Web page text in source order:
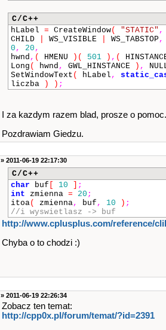
C/C++
hLabel = CreateWindow( "STATIC" ,
CHILD
WS_VISIBLE WS_TABSTOP ,
0 , 20 ,
hwnd , ( HMENU ) ( 501 ) , (
Long ( hwnd , GWL_HINSTANCE ) ,
SetWindowText ( hLabel ,
liczba
) ) ;
I za kazdym razem blad, prosze o pomoc.
Pozdrawiam Giedzu.
» 2011-06-19 22:17:30
C/C++
char buf 10
;
int zmienna = 20 ;
itoa( zmienna, buf , 10 ) ;
//i wyswietlasz -> buf
http://www.cplusplus.com/reference/
Chyba o to chodzi :)
» 2011-06-19 22:26:34
Zobacz ten temat:
http://cpp0x.pl/forum/temat/?id=2391